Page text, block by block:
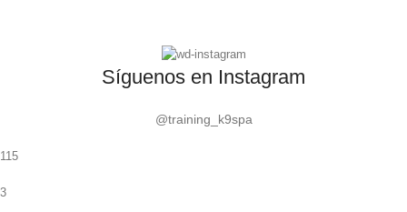
Síguenos en Instagram
@training_k9spa
115
3